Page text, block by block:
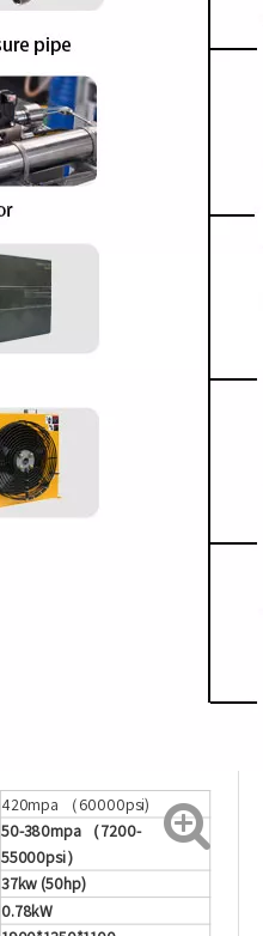
420mpa （60000psi)
50-380mpa
（7200-
55000psi）
37kw (50hp)
0.78kW